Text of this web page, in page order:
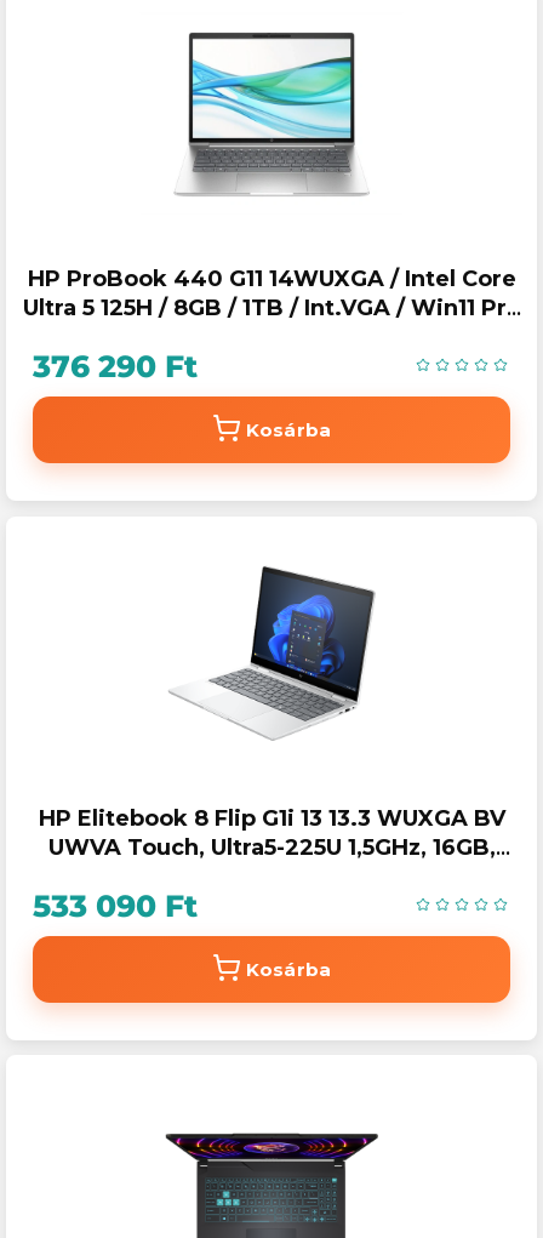
HP ProBook 440 G11 14WUXGA / Intel Core
Ultra 5 125H / 8GB / 1TB / Int.VGA / Win11 Pro
376 290 Ft
Kosárba
HP Elitebook 8 Flip G1i 13 13.3 WUXGA BV
UWVA Touch, Ultra5-225U 1,5GHz, 16GB,
533 090 Ft
Kosárba